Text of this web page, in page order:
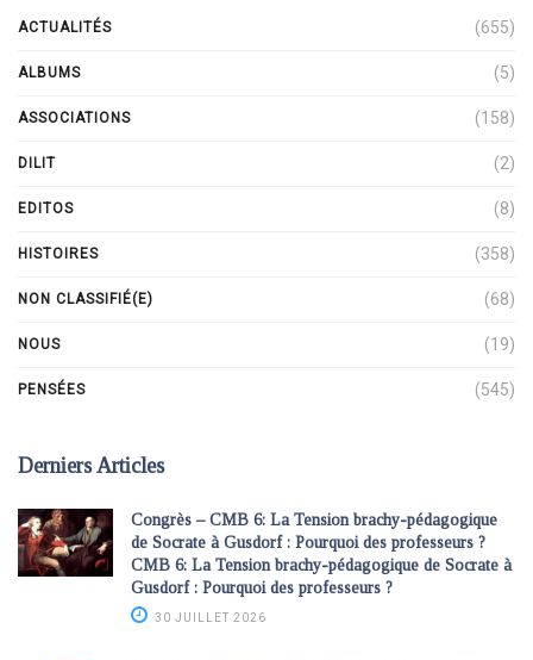
ACTUALITÉS (655)
ALBUMS (5)
ASSOCIATIONS (158)
DILIT (2)
EDITOS (8)
HISTOIRES (358)
NON CLASSIFIÉ(E) (68)
NOUS (19)
PENSÉES (545)
Derniers Articles
Congrès – CMB 6: La Tension brachy-pédagogique
de Socrate à Gusdorf : Pourquoi des professeurs ?
CMB 6: La Tension brachy-pédagogique de Socrate à
Gusdorf : Pourquoi des professeurs ?
30 JUILLET 2026